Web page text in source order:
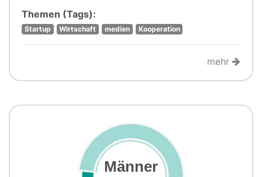
Themen (Tags):
Startup Wirtschaft medien Kooperation
mehr
Männer